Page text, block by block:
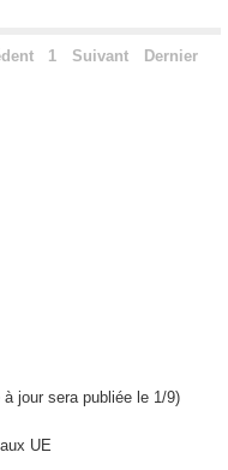
1 Suivant Dernier
jour sera publiée le 1/9)
UE